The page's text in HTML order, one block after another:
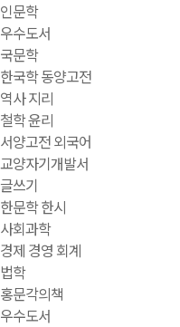
인문학
우수도서
국문학
한국학 동양고전
역사 지리
철학 윤리
서양고전 외국어
교양자기개발서
글쓰기
한문학 한시
사회과학
경제 경영 회계
법학
홍문각의책
우수도서